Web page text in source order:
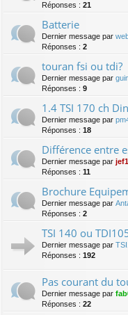
Réponses : 21
Batterie
Dernier message par
Réponses : 2
touran fsi ou tdi?
Dernier message par
Réponses : 9
1.4 TSI 170 ch Din
Dernier message par
Réponses : 18
Différence entre
Dernier message par
Réponses : 11
Brochure
Dernier message par
Réponses : 2
TSI 140 ou
Dernier message par
Réponses : 192
Pas courant du
Dernier message par
Réponses : 22